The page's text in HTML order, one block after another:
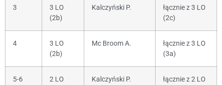
3
3 LO
(2b)
Kalczyński P.
łącznie z 3 LO
(2c)
4
3 LO
(2b)
Mc Broom A.
łącznie z 3 LO
(3a)
5-6
2 LO
Kalczyński P.
łącznie z 2 LO